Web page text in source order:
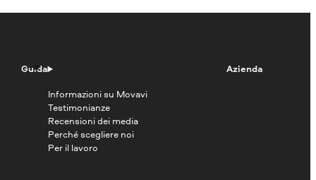
Guida
Azienda
Informazioni su Movavi
Testimonianze
Recensioni dei media
Perché scegliere noi
Per il lavoro